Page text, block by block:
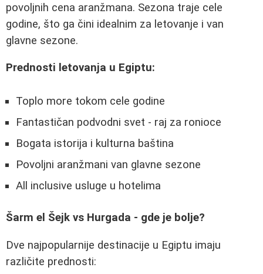
povoljnih cena aranžmana. Sezona traje cele
godine, što ga čini idealnim za letovanje i van
glavne sezone.
Prednosti letovanja u Egiptu:
Toplo more tokom cele godine
Fantastičan podvodni svet - raj za ronioce
Bogata istorija i kulturna baština
Povoljni aranžmani van glavne sezone
All inclusive usluge u hotelima
Šarm el Šejk vs Hurgada - gde je bolje?
Dve najpopularnije destinacije u Egiptu imaju
različite prednosti: